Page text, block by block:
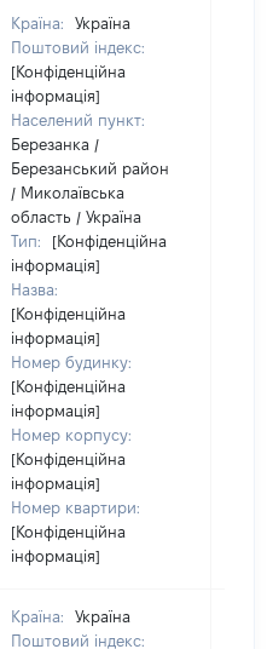
Країна:
Україна
Поштовий індекс:
[Конфіденційна
інформація]
Населений пункт:
Березанка /
Березанський район
/ Миколаївська
область / Україна
Тип:
[Конфіденційна
інформація]
Назва:
[Конфіденційна
інформація]
Номер будинку:
[Конфіденційна
інформація]
Номер корпусу:
[Конфіденційна
інформація]
Номер квартири:
[Конфіденційна
інформація]
Країна:
Україна
Поштовий індекс: